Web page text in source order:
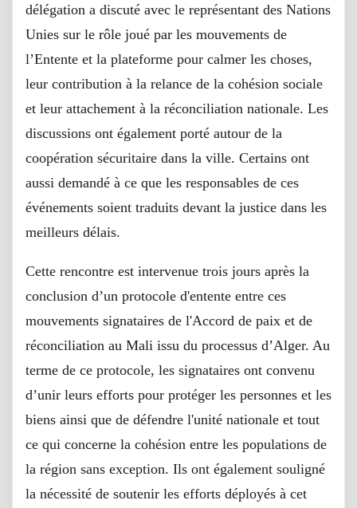
délégation a discuté avec le représentant des Nations
Unies sur le rôle joué par les mouvements de
l’Entente et la plateforme pour calmer les choses,
leur contribution à la relance de la cohésion sociale
et leur attachement à la réconciliation nationale. Les
discussions ont également porté autour de la
coopération sécuritaire dans la ville. Certains ont
aussi demandé à ce que les responsables de ces
événements soient traduits devant la justice dans les
meilleurs délais.
Cette rencontre est intervenue trois jours après la
conclusion d’un protocole d'entente entre ces
mouvements signataires de l'Accord de paix et de
réconciliation au Mali issu du processus d’Alger. Au
terme de ce protocole, les signataires ont convenu
d’unir leurs efforts pour protéger les personnes et les
biens ainsi que de défendre l'unité nationale et tout
ce qui concerne la cohésion entre les populations de
la région sans exception. Ils ont également souligné
la nécessité de soutenir les efforts déployés à cet